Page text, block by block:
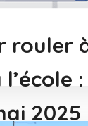
rouler
2025